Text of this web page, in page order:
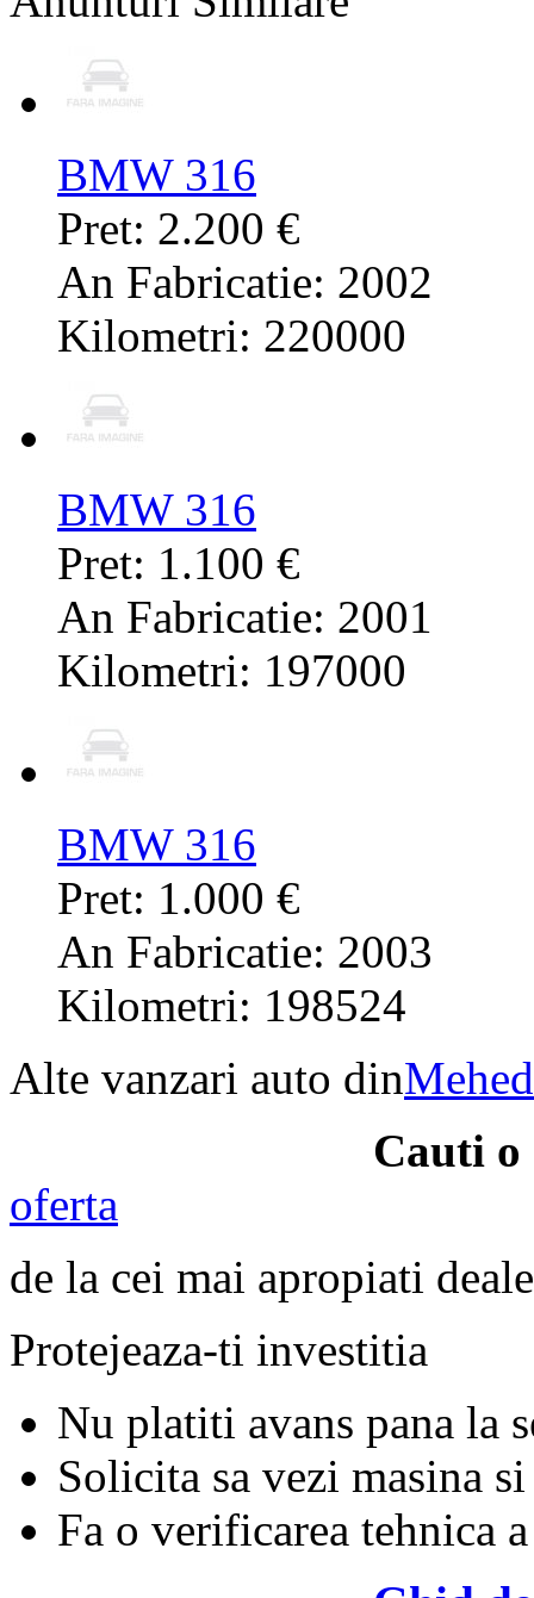
BMW 316
Pret: 2.200 €
An Fabricatie: 2002
Kilometri: 220000
BMW 316
Pret: 1.100 €
An Fabricatie: 2001
Kilometri: 197000
BMW 316
Pret: 1.000 €
An Fabricatie: 2003
Kilometri: 198524
Alte vanzari auto din
Cauti o
oferta
de la cei mai apropiati
Protejeaza-ti investitia
Nu platiti avans pana la
Solicita sa vezi masina si
Fa o verificarea tehnica